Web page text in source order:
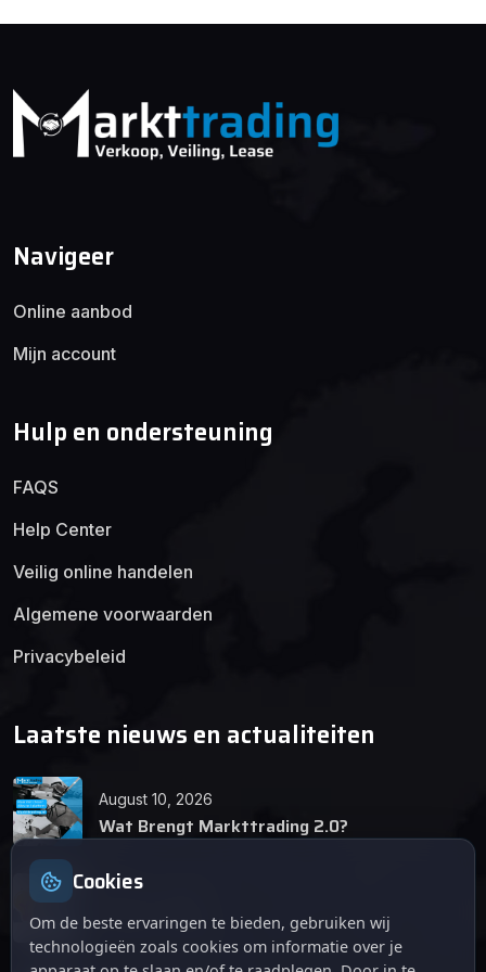
Navigeer
Online aanbod
Mijn account
Hulp en ondersteuning
FAQS
Help Center
Veilig online handelen
Algemene voorwaarden
Privacybeleid
Laatste nieuws en actualiteiten
August 10, 2026
Wat Brengt Markttrading 2.0?
Tips en Tricks
Cookies
Om de beste ervaringen te bieden, gebruiken wij
technologieën zoals cookies om informatie over je